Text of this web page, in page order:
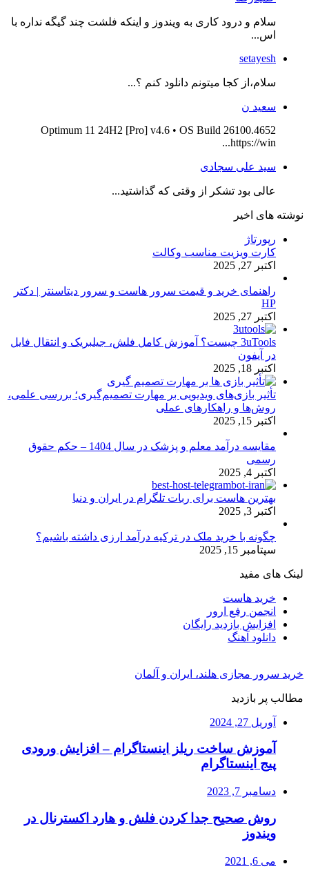
سلام و درود کاری به ویندوز و اینکه فلشت چند گیگه نداره با
اس...
setayesh
سلام،از کجا میتونم دانلود کنم ؟...
سعید ن
Optimum 11 24H2 [Pro] v4.6 • OS Build 26100.4652
https://win...
سید علی سجادی
عالی بود تشکر از وقتی که گذاشتید...
نوشته های اخیر
رپورتاژ
کارت ویزیت مناسب وکالت
اکتبر 27, 2025
راهنمای خرید و قیمت سرور هاست و سرور دیتاسنتر | دکتر
HP
اکتبر 27, 2025
3uTools چیست؟ آموزش کامل فلش، جیلبریک و انتقال فایل
در آیفون
اکتبر 18, 2025
تأثیر بازی‌های ویدیویی بر مهارت تصمیم‌گیری؛ بررسی علمی،
روش‌ها و راهکارهای عملی
اکتبر 15, 2025
مقایسه درآمد معلم و پزشک در سال 1404 – حکم حقوق
رسمی
اکتبر 4, 2025
بهترین هاست برای ربات تلگرام در ایران و دنیا
اکتبر 3, 2025
چگونه با خرید ملک در ترکیه درآمد ارزی داشته باشیم؟
سپتامبر 15, 2025
لینک های مفید
خرید هاست
انجمن رفع ارور
افزایش بازدید رایگان
دانلود آهنگ
خرید سرور مجازی هلند، ایران و آلمان
مطالب پر بازدید
آوریل 27, 2024
آموزش ساخت ریلز اینستاگرام – افزایش ورودی
پیج اینستاگرام
دسامبر 7, 2023
روش صحیح جدا کردن فلش و هارد اکسترنال در
ویندوز
می 6, 2021